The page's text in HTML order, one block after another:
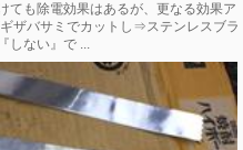
ても除電効果はあるが、更なる効果ア
ザバサミでカットし⇒ステンレスブラ
しない』で ...